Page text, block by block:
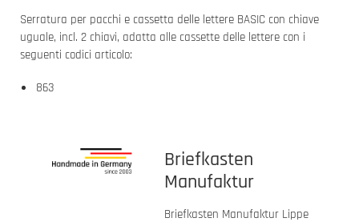
Serratura per pacchi e cassetta delle lettere BASIC con chiave
uguale, incl. 2 chiavi, adatta alle cassette delle lettere con i
seguenti codici articolo:
863
Briefkasten
Manufaktur
Briefkasten Manufaktur Lippe